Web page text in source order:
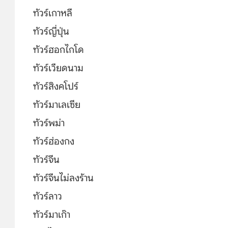
ทัวร์เกาหลี
ทัวร์ญี่ปุ่น
ทัวร์ฮอกไกโด
ทัวร์เวียดนาม
ทัวร์สิงคโปร์
ทัวร์มาเลเซีย
ทัวร์พม่า
ทัวร์ฮ่องกง
ทัวร์จีน
ทัวร์จีนไม่ลงร้าน
ทัวร์ลาว
ทัวร์มาเก๊า